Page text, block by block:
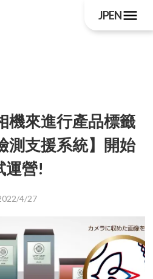
機來進行產品標籤
測支援系統】開始
運營!
4/27
JPENmenu